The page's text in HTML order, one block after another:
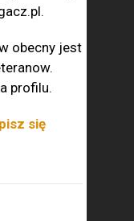
obecny jest
profilu.
się